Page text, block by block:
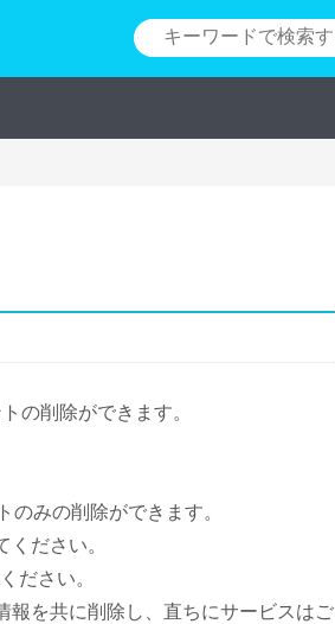
の削除ができます。
みの削除ができます。
ださい。
ださい。
報を共に削除し、直ちにサービスはご